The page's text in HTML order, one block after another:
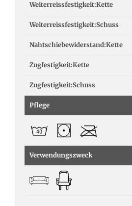
Weiterreissfestigkeit:Kette
Weiterreissfestigkeit:Schuss
Nahtschiebewiderstand:Kette
Zugfestigkeit:Kette
Zugfestigkeit:Schuss
Pflege
Verwendungszweck